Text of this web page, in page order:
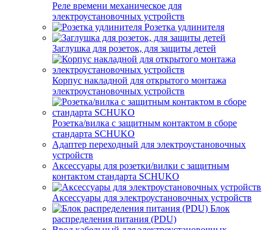
Реле времени механическое для
электроустановочных устройств
Розетка удлинителя
Заглушка для розеток, для защиты детей
Корпус накладной для открытого монтажа
электроустановочных устройств
Розетка/вилка с защитным контактом в сборе
стандарта SCHUKO
Адаптер переходный для электроустановочных
устройств
Аксессуары для розетки/вилки с защитным
контактом стандарта SCHUKO
Аксессуары для электроустановочных устройств
Блок
распределения питания (PDU)